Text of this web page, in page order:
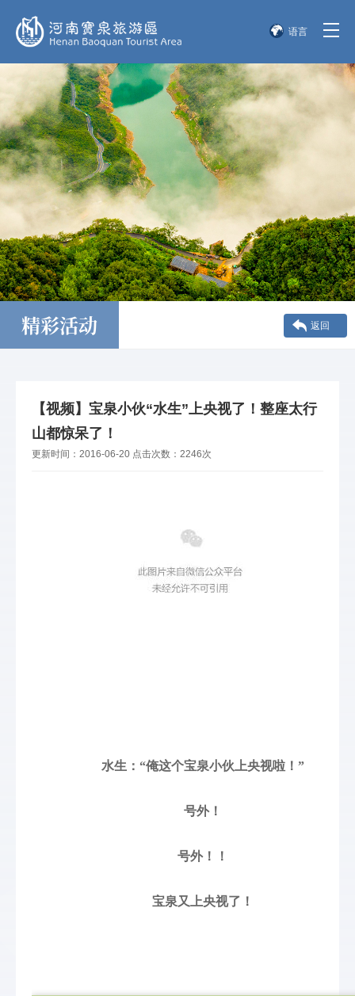
语言
English
한국어
日本語
精彩活动 返回
【视频】宝泉小伙“水生”上央视了！整座太行
山都惊呆了！
更新时间： 2016-06-20 点击次数： 2246次